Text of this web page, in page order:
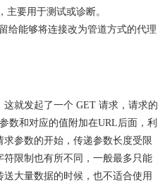
主要用于测试或诊断。
给能够将连接改为管道方式的代理
就发起了一个 GET 请求，请求的
数和对应的值附加在URL后面，利
参数的开始，传递参数长度受限
限制也有所不同，一般最多只能
大量数据的时候，也不适合使用